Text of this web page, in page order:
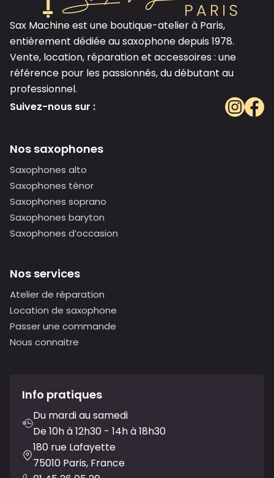
Sax Machine est une boutique-atelier à Paris,
entièrement dédiée au saxophone depuis 1978.
Vente, location, réparation et accessoires : une
référence pour les passionnés, du débutant au
professionnel.
Suivez-nous sur :
Nos saxophones
Saxophones alto
Saxophones ténor
Saxophones soprano
Saxophones baryton
Saxophones d’occasion
Nos services
Atelier de réparation
Location de saxophone
Passer une commande
Nous connaitre
Info pratiques
Du mardi au samedi
De 10h à 12h30 - 14h à 18h30
180 rue Lafayette
75010 Paris, France